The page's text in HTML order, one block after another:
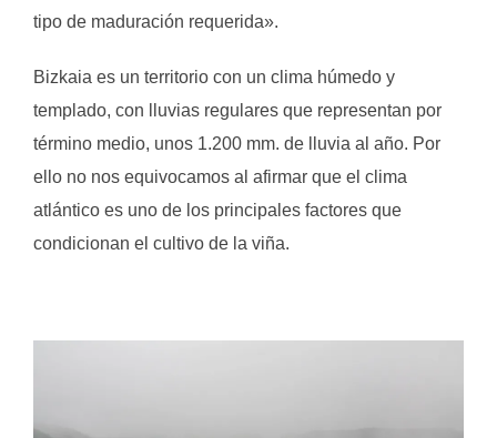
tipo de maduración requerida».
Bizkaia es un territorio con un clima húmedo y
templado, con lluvias regulares que representan por
término medio, unos 1.200 mm. de lluvia al año. Por
ello no nos equivocamos al afirmar que el clima
atlántico es uno de los principales factores que
condicionan el cultivo de la viña.